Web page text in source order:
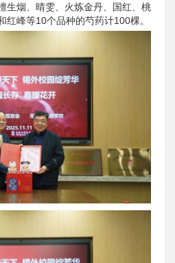
生烟、晴雯、火炼金丹、国红、桃
红峰等10个品种的芍药计100棵。